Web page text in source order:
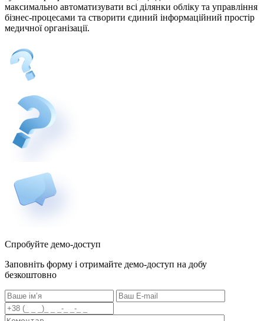
максимально автоматизувати всі ділянки обліку та управління
бізнес-процесами та створити єдиний інформаційний простір
медичної організації.
Спробуйте демо-доступ
Заповніть форму і отримайте демо-доступ на добу
безкоштовно